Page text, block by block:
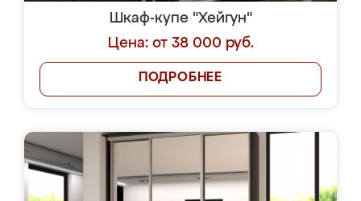
Шкаф-купе "Хейгун"
Цена: от 38 000 руб.
ПОДРОБНЕЕ